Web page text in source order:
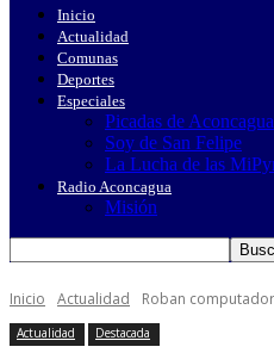
Inicio
Actualidad
Comunas
Deportes
Especiales
Picadas de Aconcagua
Soy de San Felipe
La Lucha de las
Radio Aconcagua
Misión
Inicio Actualidad Roban
Actualidad Destacada